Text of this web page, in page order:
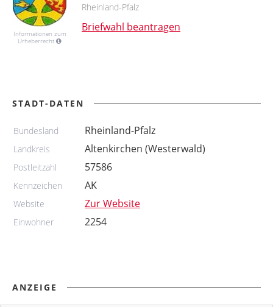
Informationen zum
Urheberrecht
Rheinland-Pfalz
Briefwahl beantragen
STADT-DATEN
Bundesland Rheinland-Pfalz
Landkreis Altenkirchen (Westerwald)
Postleitzahl 57586
Kennzeichen AK
Website Zur Website
Einwohner 2254
ANZEIGE